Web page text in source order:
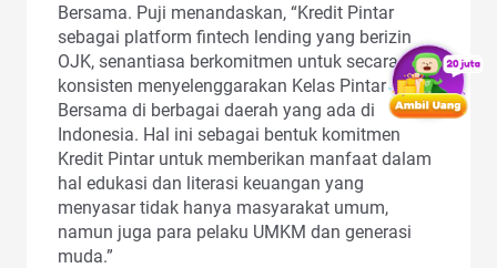
Bersama. Puji menandaskan, “Kredit Pintar
sebagai platform fintech lending yang berizin
OJK, senantiasa berkomitmen untuk secara
konsisten menyelenggarakan Kelas Pintar
Bersama di berbagai daerah yang ada di
Indonesia. Hal ini sebagai bentuk komitmen
Kredit Pintar untuk memberikan manfaat dalam
hal edukasi dan literasi keuangan yang
menyasar tidak hanya masyarakat umum,
namun juga para pelaku UMKM dan generasi
muda.”